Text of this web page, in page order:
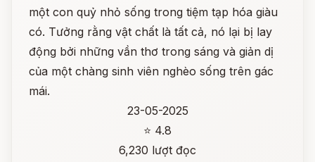
một con quỷ nhỏ sống trong tiệm tạp hóa giàu
có. Tưởng rằng vật chất là tất cả, nó lại bị lay
động bởi những vần thơ trong sáng và giản dị
của một chàng sinh viên nghèo sống trên gác
mái.
23-05-2025
⭐ 4.8
6,230 lượt đọc